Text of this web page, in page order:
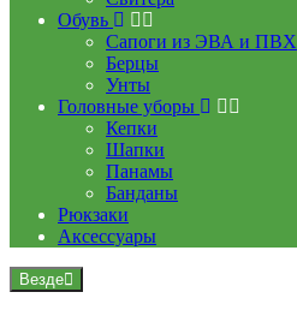
Обувь
Сапоги из ЭВА и ПВХ
Берцы
Унты
Головные уборы
Кепки
Шапки
Панамы
Банданы
Рюкзаки
Аксессуары
Везде